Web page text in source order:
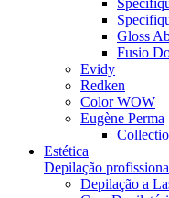
Gloss
Fusio
Evidy
Redken
Color WOW
Eugène Perma
Estética
Depilação
Depilação a